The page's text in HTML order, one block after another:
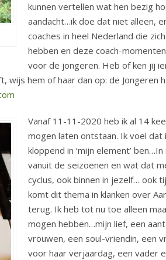
kunnen vertellen wat hen bezig
aandacht…ik doe dat niet alleen,
coaches in heel Nederland die
hebben en deze coach-
voor de jongeren. Heb of ken jij
hem of haar dan op: de Jongeren
Vanaf 11-11-2020 heb ik al 14
mogen laten ontstaan. Ik voel dat
kloppend in ‘mijn element’
vanuit de seizoenen en wat dat
cyclus, ook binnen in jezelf… ook
komt dit thema in klanken over
terug. Ik heb tot nu toe alleen
mogen hebben…mijn lief, een
vrouwen, een soul-vriendin, een
voor haar verjaardag, een vader